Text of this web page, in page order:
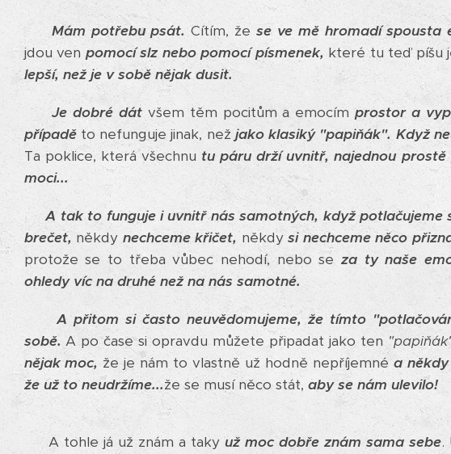
Mám potřebu psát. Cítím, žese ve mě hromadí spousta
jdou ven pomocí slz nebo pomocí písmenek, které tu teď píšu
lepší, než je v sobě nějak dusit.
Je dobré dátvšem těm pocitům a emocímprostor a
případěto nefunguje jinak, než jako klasiký "papiňák". Když
Ta poklice, která všechnu tu páru drží uvnitř, najednou
moci...
A tak to funguje i uvnitř nás samotných, když potlačujeme
brečet, někdy nechceme křičet, někdy si nechceme něco
protože se to třeba vůbec nehodí, nebo se za ty naše
ohledy víc na druhé než na nás samotné.
A přitom si často neuvědomujeme, že tímto
sobě.A po čase si opravdu můžete připadat jako ten
nějak moc, že je nám to vlastně už hodně nepříjemné a
že už to neudržíme...že se musí něco stát, aby se nám ulevilo!
A tohle já už znám a takyuž moc dobře znám sama sebe.